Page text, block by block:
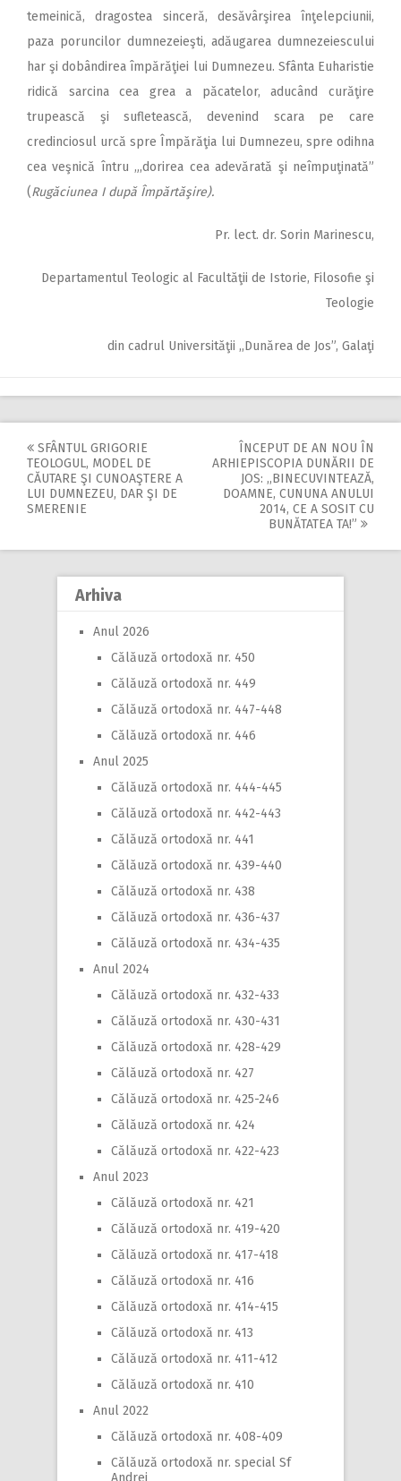
temeinică, dragostea sinceră, desăvârşirea înţelepciunii,
paza poruncilor dumnezeieşti, adăugarea dumnezeiescului
har şi dobândirea împărăţiei lui Dumnezeu. Sfânta Euharistie
ridică sarcina cea grea a păcatelor, aducând curăţire
trupească şi sufletească, devenind scara pe care
credinciosul urcă spre Împărăţia lui Dumnezeu, spre odihna
cea veşnică întru „,dorirea cea adevărată şi neîmpuţinată”
(Rugăciunea I după Împărtăşire).
Pr. lect. dr. Sorin Marinescu,
Departamentul Teologic al Facultăţii de Istorie, Filosofie şi
Teologie
din cadrul Universităţii ,,Dunărea de Jos”, Galaţi
Post
navigation
SFÂNTUL GRIGORIE
TEOLOGUL, MODEL DE
CĂUTARE ŞI CUNOAŞTERE A
LUI DUMNEZEU, DAR ŞI DE
SMERENIE
ÎNCEPUT DE AN NOU ÎN
ARHIEPISCOPIA DUNĂRII DE
JOS: ,,BINECUVINTEAZĂ,
DOAMNE, CUNUNA ANULUI
2014, CE A SOSIT CU
BUNĂTATEA TA!”
Arhiva
Anul 2026
Călăuză ortodoxă nr. 450
Călăuză ortodoxă nr. 449
Călăuză ortodoxă nr. 447-448
Călăuză ortodoxă nr. 446
Anul 2025
Călăuză ortodoxă nr. 444-445
Călăuză ortodoxă nr. 442-443
Călăuză ortodoxă nr. 441
Călăuză ortodoxă nr. 439-440
Călăuză ortodoxă nr. 438
Călăuză ortodoxă nr. 436-437
Călăuză ortodoxă nr. 434-435
Anul 2024
Călăuză ortodoxă nr. 432-433
Călăuză ortodoxă nr. 430-431
Călăuză ortodoxă nr. 428-429
Călăuză ortodoxă nr. 427
Călăuză ortodoxă nr. 425-246
Călăuză ortodoxă nr. 424
Călăuză ortodoxă nr. 422-423
Anul 2023
Călăuză ortodoxă nr. 421
Călăuză ortodoxă nr. 419-420
Călăuză ortodoxă nr. 417-418
Călăuză ortodoxă nr. 416
Călăuză ortodoxă nr. 414-415
Călăuză ortodoxă nr. 413
Călăuză ortodoxă nr. 411-412
Călăuză ortodoxă nr. 410
Anul 2022
Călăuză ortodoxă nr. 408-409
Călăuză ortodoxă nr. special Sf
Andrei